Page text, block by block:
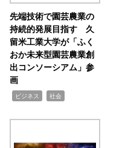
先端技術で園芸農業の
持続的発展目指す 久
留米工業大学が「ふく
おか未来型園芸農業創
出コンソーシアム」参
画
ビジネス 社会